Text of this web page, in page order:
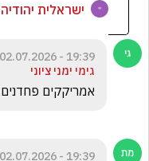
ישראלית
19:39 - 02.07.2026
גימי ימני ציוני
אמריקקים פחדנים
19:39 - 02.07.2026